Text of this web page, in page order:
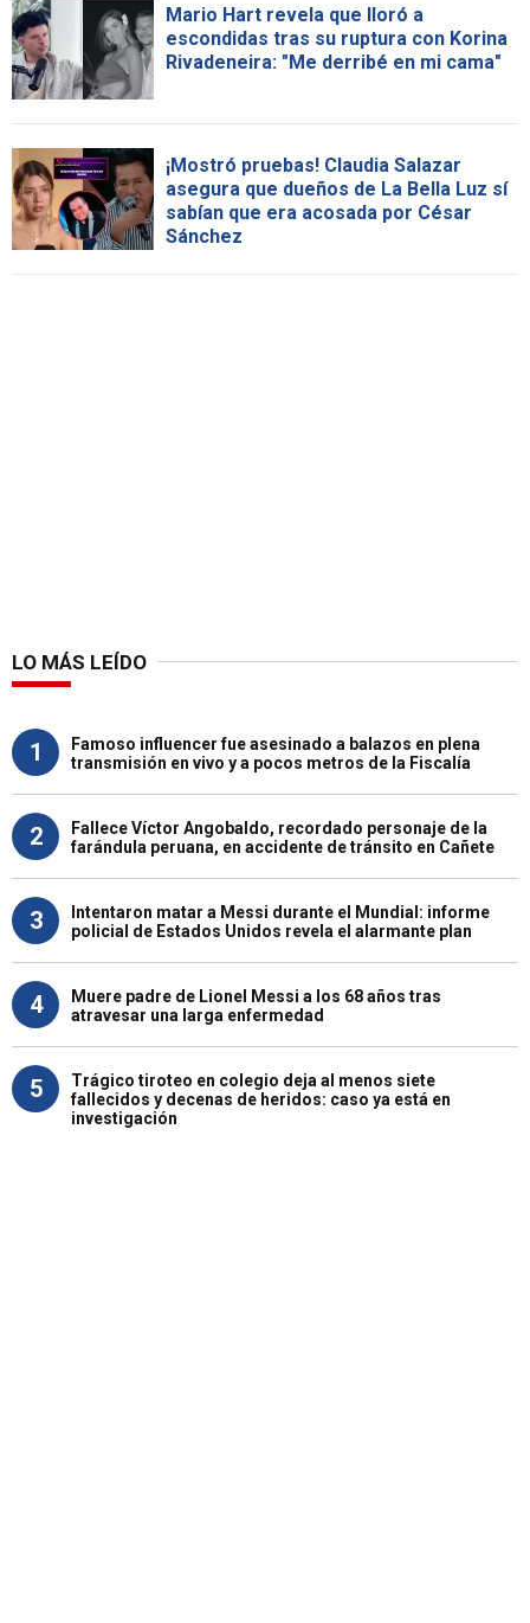
Mario Hart revela que lloró a
escondidas tras su ruptura con Korina
Rivadeneira: "Me derribé en mi cama"
¡Mostró pruebas! Claudia Salazar
asegura que dueños de La Bella Luz sí
sabían que era acosada por César
Sánchez
LO MÁS LEÍDO
1
Famoso influencer fue asesinado a balazos en plena
transmisión en vivo y a pocos metros de la Fiscalía
2
Fallece Víctor Angobaldo, recordado personaje de la
farándula peruana, en accidente de tránsito en Cañete
3
Intentaron matar a Messi durante el Mundial: informe
policial de Estados Unidos revela el alarmante plan
4
Muere padre de Lionel Messi a los 68 años tras
atravesar una larga enfermedad
5
Trágico tiroteo en colegio deja al menos siete
fallecidos y decenas de heridos: caso ya está en
investigación